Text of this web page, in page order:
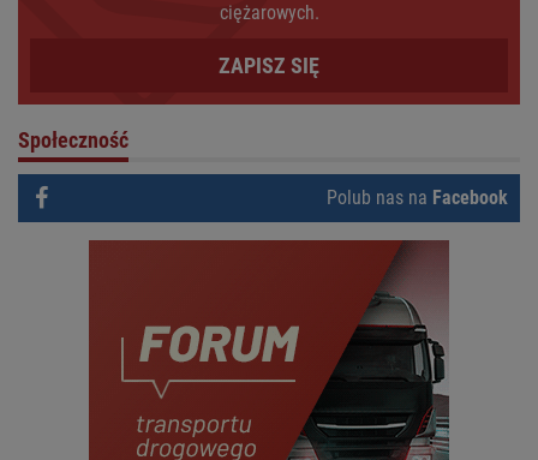
ciężarowych.
ZAPISZ SIĘ
Społeczność
Polub nas na Facebook